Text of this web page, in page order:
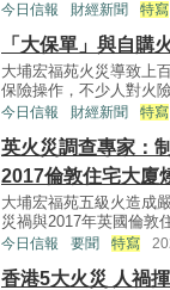
今日信報 財經新聞 特寫
「大保單」與自購
大埔宏福苑火災導致上
保險操作，不少人對火
今日信報 財經新聞 特寫
英火災調查專家：
2017倫敦住宅大廈
大埔宏福苑五級火造成
災禍與2017年英國倫敦
今日信報 要聞 特寫
香港5大火災 人禍